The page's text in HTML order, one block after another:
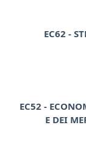
EC62 -
EC52 -
E DEI